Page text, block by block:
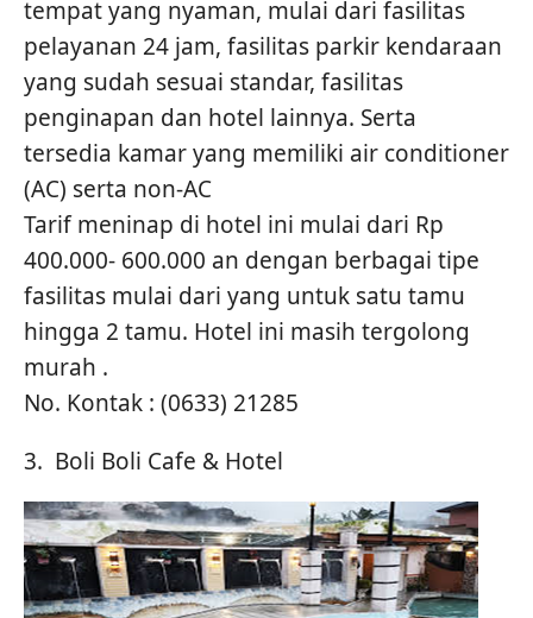
tempat yang nyaman, mulai dari fasilitas
pelayanan 24 jam, fasilitas parkir kendaraan
yang sudah sesuai standar, fasilitas
penginapan dan hotel lainnya. Serta
tersedia kamar yang memiliki air conditioner
(AC) serta non-AC
Tarif meninap di hotel ini mulai dari Rp
400.000- 600.000 an dengan berbagai tipe
fasilitas mulai dari yang untuk satu tamu
hingga 2 tamu. Hotel ini masih tergolong
murah .
No. Kontak : (0633) 21285
3. Boli Boli Cafe & Hotel